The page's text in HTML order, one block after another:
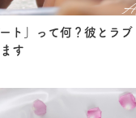
ト」って何？彼とラブ
す